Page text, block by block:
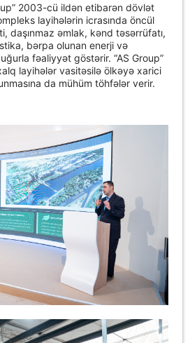
2003-cü ildən etibarən dövlət
layihələrin icrasında öncül
daşınmaz əmlak, kənd təsərrüfatı,
bərpa olunan enerji və
fəaliyyət göstərir. “AS Group”
layihələr vasitəsilə ölkəyə xarici
da mühüm töhfələr verir.